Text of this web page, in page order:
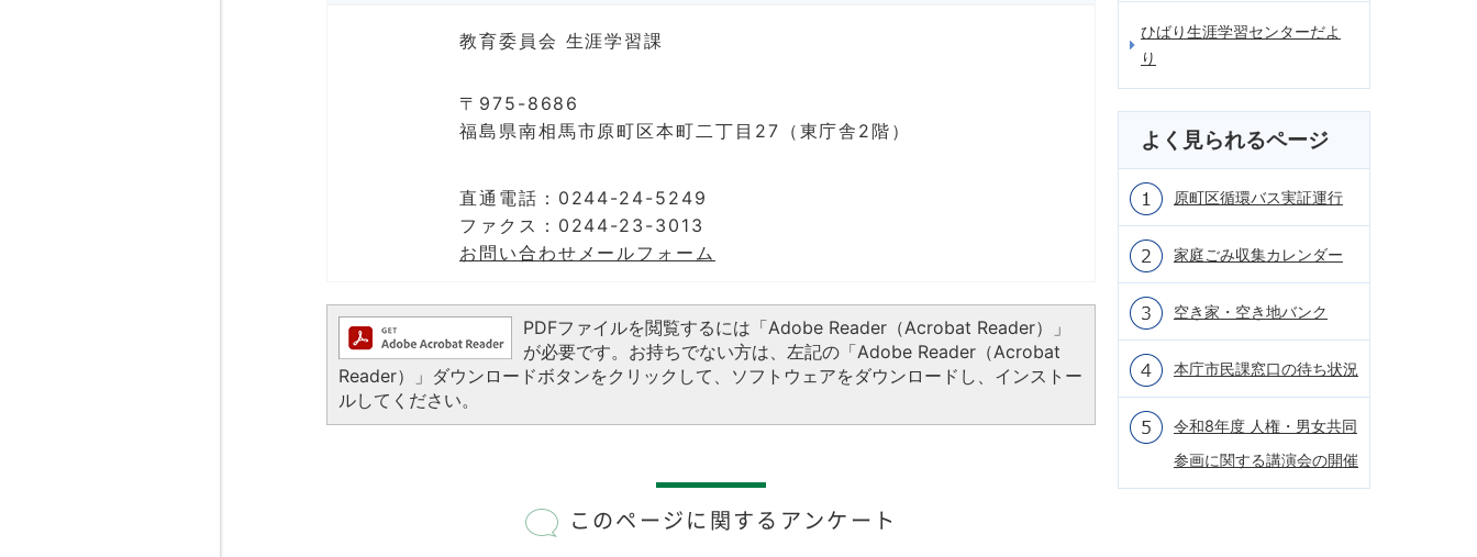
教育委員会 生涯学習課
〒975-8686
福島県南相馬市原町区本町二丁目27（東庁舎2階）
直通電話：0244-24-5249
ファクス：0244-23-3013
お問い合わせメールフォーム
PDFファイルを閲覧するには「Adobe Reader（Acrobat Reader）」
が必要です。お持ちでない方は、左記の「Adobe Reader（Acrobat
Reader）」ダウンロードボタンをクリックして、ソフトウェアをダウンロードし、インストー
ルしてください。
このページに関するアンケート
ひばり生涯学習センターだよ
り
よく見られるページ
原町区循環バス実証運行
家庭ごみ収集カレンダー
空き家・空き地バンク
本庁市民課窓口の待ち状況
令和8年度 人権・男女共同
参画に関する講演会の開催